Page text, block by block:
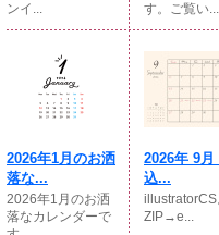
ンイ...
す。ご覧い...
2026年1月のお洒
落な...
2026年1月のお洒
落なカレンダーで
2026年 9月
込...
illustratorCS
ZIP→e...